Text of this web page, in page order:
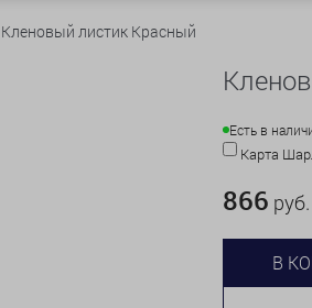
Кленовый листик Красный
Есть в
Карта
866 руб.
В